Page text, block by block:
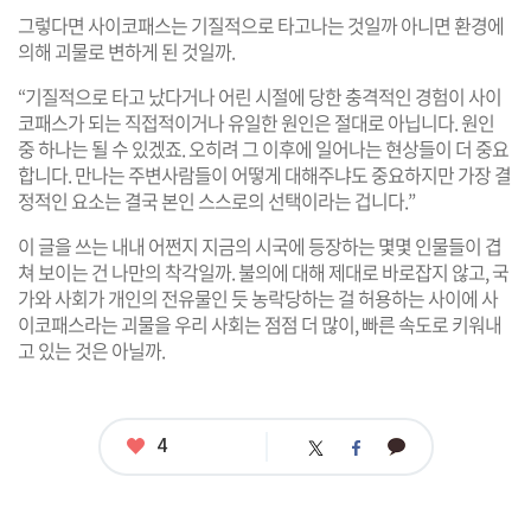
그렇다면 사이코패스는 기질적으로 타고나는 것일까 아니면 환경에
의해 괴물로 변하게 된 것일까.
“기질적으로 타고 났다거나 어린 시절에 당한 충격적인 경험이 사이
코패스가 되는 직접적이거나 유일한 원인은 절대로 아닙니다. 원인
중 하나는 될 수 있겠죠. 오히려 그 이후에 일어나는 현상들이 더 중요
합니다. 만나는 주변사람들이 어떻게 대해주냐도 중요하지만 가장 결
정적인 요소는 결국 본인 스스로의 선택이라는 겁니다.”
이 글을 쓰는 내내 어쩐지 지금의 시국에 등장하는 몇몇 인물들이 겹
쳐 보이는 건 나만의 착각일까. 불의에 대해 제대로 바로잡지 않고, 국
가와 사회가 개인의 전유물인 듯 농락당하는 걸 허용하는 사이에 사
이코패스라는 괴물을 우리 사회는 점점 더 많이, 빠른 속도로 키워내
고 있는 것은 아닐까.
좋
4 트 페 카